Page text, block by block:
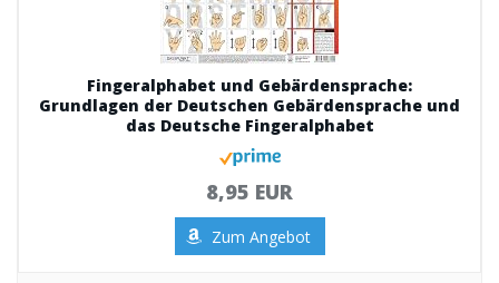
Fingeralphabet und Gebärdensprache:
Grundlagen der Deutschen Gebärdensprache und
das Deutsche Fingeralphabet
8,95 EUR
Zum Angebot